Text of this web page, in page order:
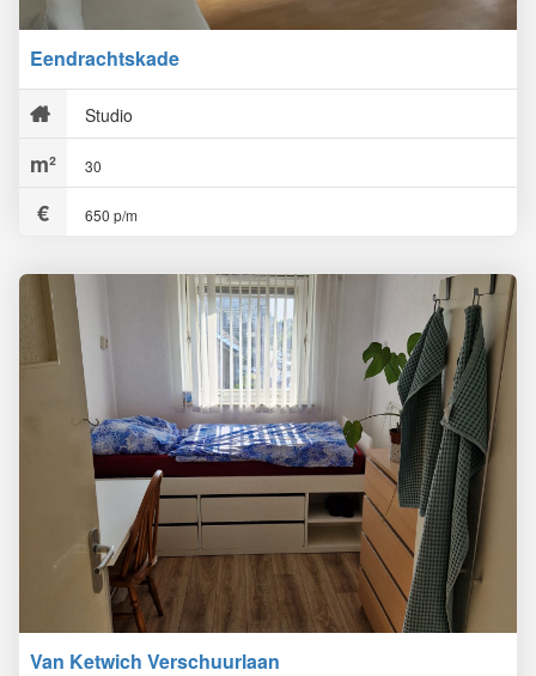
Eendrachtskade
Studio
30
650 p/m
Van Ketwich Verschuurlaan